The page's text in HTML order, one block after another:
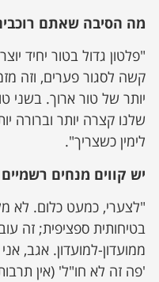
מה הסיבה שאתם
"פלטון גדול בטור יחיד
קשה לסגור פערים, וזה
יותר של טור ארוך. בשני
שלנו קצרה יותר וברורה
לימין כשצריך".
יש קווים מנחים
"לצערי, כמעט כלום. לא
בטיחותית ספציפית; זה
ממועדון-למועדון. אגב,
'פה זה לא חו"ל' (אין